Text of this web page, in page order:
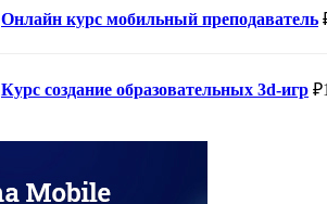
Онлайн курс мобильный преподаватель
Курс создание образовательных 3d-игр ₽